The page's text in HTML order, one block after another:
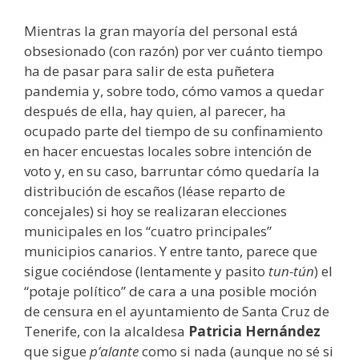
Mientras la gran mayoría del personal está
obsesionado (con razón) por ver cuánto tiempo
ha de pasar para salir de esta puñetera
pandemia y, sobre todo, cómo vamos a quedar
después de ella, hay quien, al parecer, ha
ocupado parte del tiempo de su confinamiento
en hacer encuestas locales sobre intención de
voto y, en su caso, barruntar cómo quedaría la
distribución de escaños (léase reparto de
concejales) si hoy se realizaran elecciones
municipales en los “cuatro principales”
municipios canarios. Y entre tanto, parece que
sigue cociéndose (lentamente y pasito tun-tún) el
“potaje político” de cara a una posible moción
de censura en el ayuntamiento de Santa Cruz de
Tenerife, con la alcaldesa Patricia Hernández
que sigue p’alantecomo si nada (aunque no sé si